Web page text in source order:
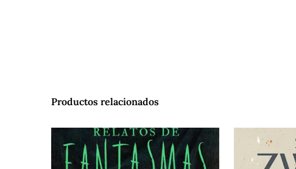
Productos relacionados